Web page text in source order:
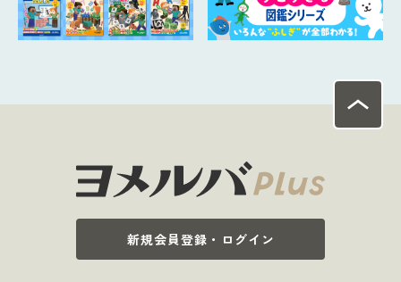
新規会員登録・ログイン